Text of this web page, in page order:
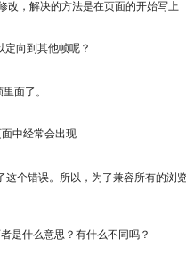
修改，解决的方法是在页面的开始
定向到其他帧呢？
面了。
面中经常会出现
个错误。所以，为了兼容所有的浏
是什么意思？有什么不同吗？